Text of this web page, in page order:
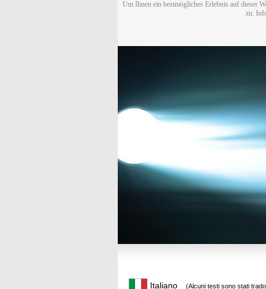
Um Ihnen ein bestmögliches Erlebnis auf dieser
zu.
Italiano (Alcuni testi sono stati